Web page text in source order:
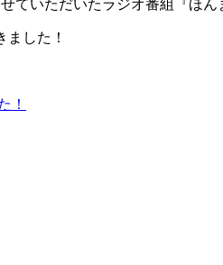
ていただいたラジオ番組『ほん
した！
！